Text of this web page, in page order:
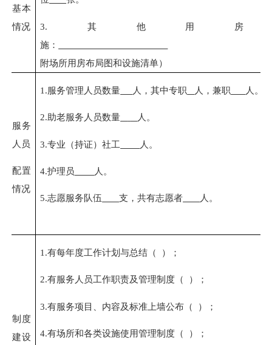
基本
情况
3. 其他用房
施：
附场所用房布局图和设施清单）
服务
人员
配置
情况
1.服务管理人员数量 人，其中专职 人，兼职 人。
2.助老服务人员数量 人。
3.专业（持证）社工 人。
4.护理员 人。
5.志愿服务队伍 支，共有志愿者 人。
制度
建设
1.有每年度工作计划与总结（ ）；
2.有服务人员工作职责及管理制度（ ）；
3.有服务项目、内容及标准上墙公布（ ）；
4.有场所和各类设施使用管理制度（ ）；